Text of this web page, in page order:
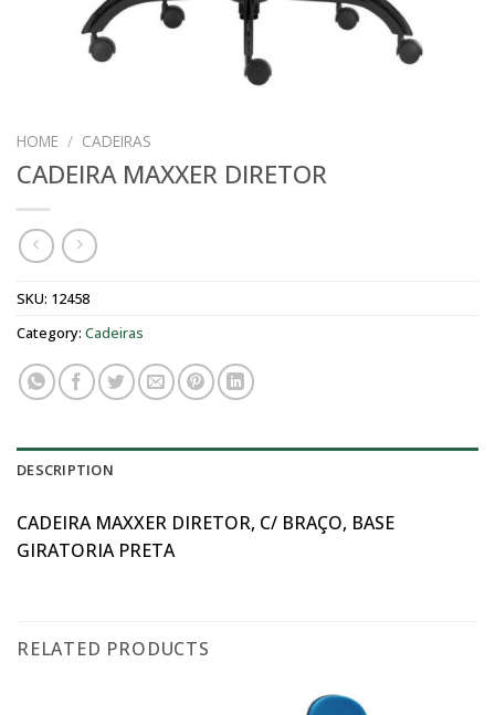
HOME / CADEIRAS
CADEIRA MAXXER DIRETOR
SKU: 12458
Category: Cadeiras
DESCRIPTION
CADEIRA MAXXER DIRETOR, C/ BRAÇO, BASE
GIRATORIA PRETA
RELATED PRODUCTS